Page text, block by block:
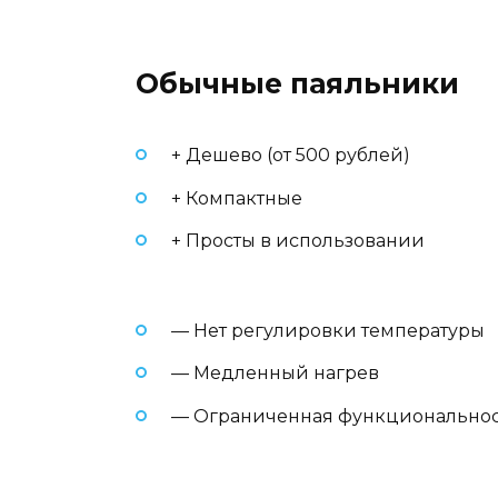
Обычные паяльники
+ Дешево (от 500 рублей)
+ Компактные
+ Просты в использовании
— Нет регулировки температуры
— Медленный нагрев
— Ограниченная